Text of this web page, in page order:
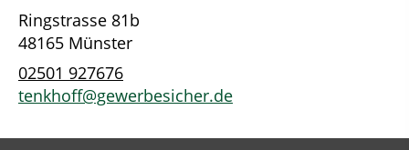
Ringstrasse 81b
48165 Münster
02501 927676
tenkhoff@gewerbesicher.de